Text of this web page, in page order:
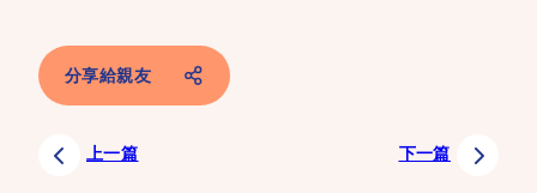
分享給親友
SMS
上一篇 下一篇